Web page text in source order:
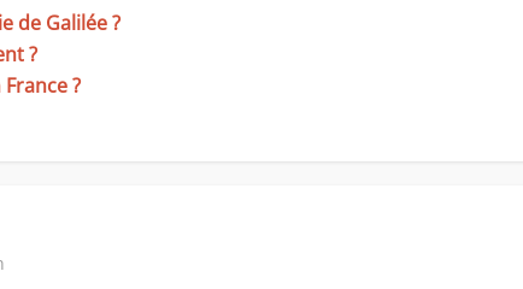
de Galilée ?
?
?